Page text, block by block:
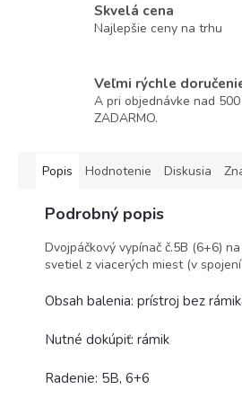
Skvelá cena
Najlepšie ceny na trhu
Veľmi rýchle
A pri objednávke nad
ZADARMO.
Popis Hodnotenie Diskusia
Podrobný popis
Dvojpáčkový vypínač č.5B (6+6)
svetiel z viacerých miest (v
Obsah balenia: prístroj bez
Nutné dokúpiť: rámik
Radenie: 5B, 6+6